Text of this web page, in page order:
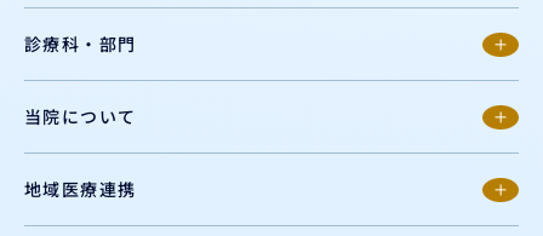
診療科・部門
当院について
地域医療連携